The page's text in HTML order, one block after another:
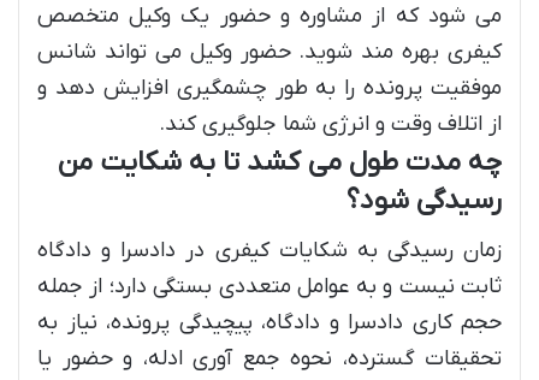
می شود که از مشاوره و حضور یک وکیل متخصص
کیفری بهره مند شوید. حضور وکیل می تواند شانس
موفقیت پرونده را به طور چشمگیری افزایش دهد و
از اتلاف وقت و انرژی شما جلوگیری کند.
چه مدت طول می کشد تا به شکایت من
رسیدگی شود؟
زمان رسیدگی به شکایات کیفری در دادسرا و دادگاه
ثابت نیست و به عوامل متعددی بستگی دارد؛ از جمله
حجم کاری دادسرا و دادگاه، پیچیدگی پرونده، نیاز به
تحقیقات گسترده، نحوه جمع آوری ادله، و حضور یا